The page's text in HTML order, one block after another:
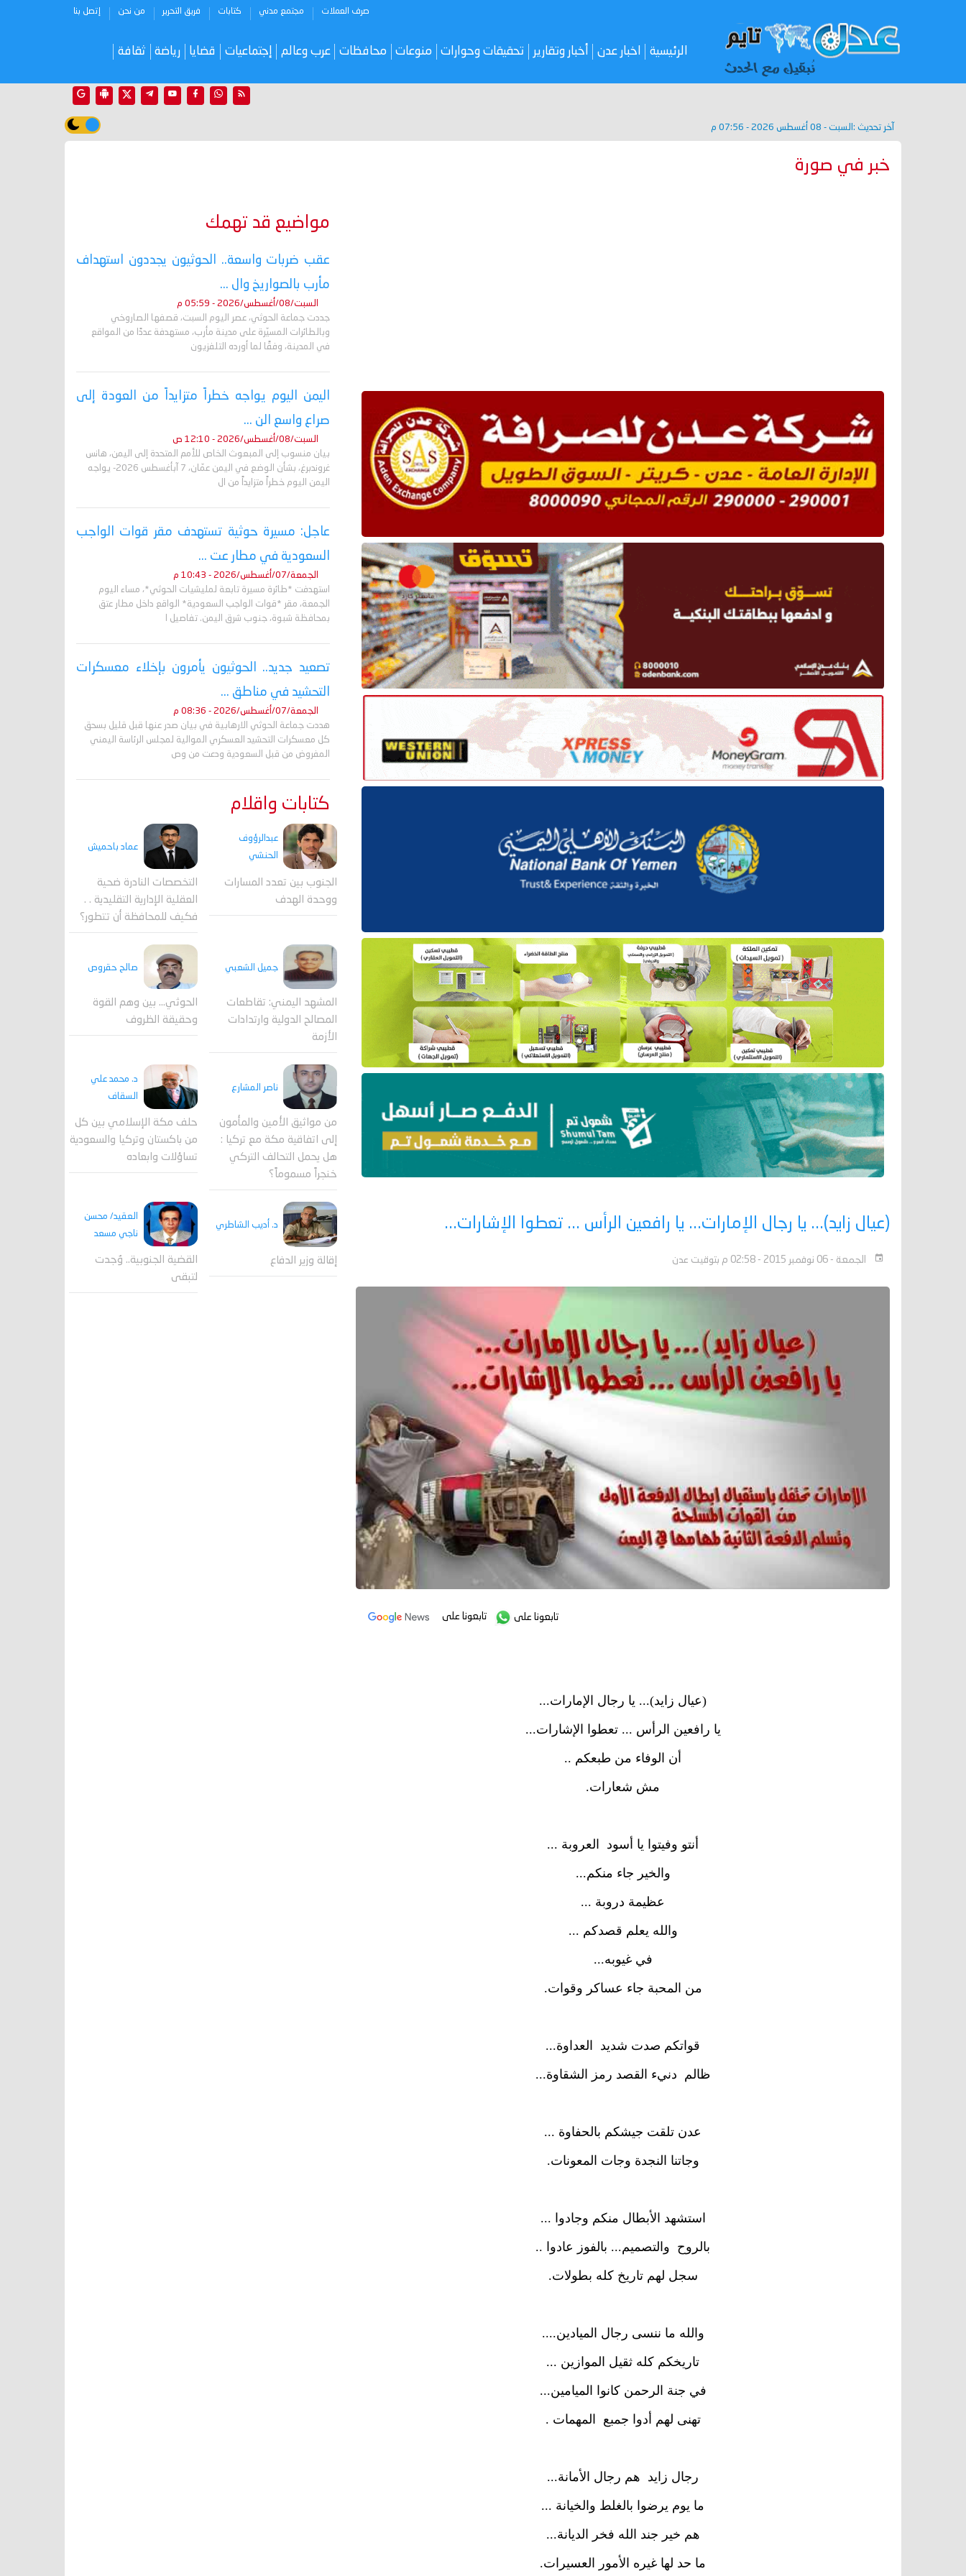
صرف العملات مجتمع مدني كتابات فريق التحرير من نحن إتصل بنا
الرئيسية اخبار عدن أخبار وتقارير تحقيقات وحوارات منوعات محافظات عرب وعالم إجتماعيات قضايا رياضة ثقافة
آخر تحديث : السبت - 08 أغسطس 2026 - 07:56 م
خبر في صورة
(عيال زايد)... يا رجال الإمارات... يا رافعين الرأس ... تعطوا الإشارات...
الجمعة - 06 نوفمبر 2015 - 02:58 م بتوقيت عدن
تابعونا على تابعونا على
(عيال زايد)... يا رجال الإمارات...
يا رافعين الرأس ... تعطوا الإشارات...
أن الوفاء من طبعكم ..
مش شعارات.
أنتو وفيتوا يا أسود العروبة ...
والخير جاء منكم...
عظيمة دروبة ...
والله يعلم قصدكم ...
في غيوبه...
من المحبة جاء عساكر وقوات.
قواتكم صدت شديد العداوة...
ظالم دنيء القصد رمز الشقاوة...
عدن تلقت جيشكم بالحفاوة ...
وجاتنا النجدة وجات المعونات.
استشهد الأبطال منكم وجادوا ...
بالروح والتصميم... بالفوز عادوا ..
سجل لهم تاريخ كله بطولات.
والله ما ننسى رجال الميادين....
تاريخكم كله ثقيل الموازين ...
في جنة الرحمن كانوا الميامين...
تهنى لهم أدوا جمبع المهمات .
رجال زايد هم رجال الأمانة...
ما يوم يرضوا بالغلط والخيانة ...
هم خير جند الله فخر الديانة...
ما حد لها غيره الأمور العسيرات.
مواضيع قد تهمك
عقب ضربات واسعة.. الحوثيون يجددون استهداف
مأرب بالصواريخ وال ...
السبت/08/أغسطس/2026 - 05:59 م
جددت جماعة الحوثي، عصر اليوم السبت، قصفها الصاروخي
وبالطائرات المسيّرة على مدينة مأرب، مستهدفة عددًا من المواقع
في المدينة، وفقًا لما أورده التلفزيون
اليمن اليوم يواجه خطراً متزايداً من العودة إلى
صراع واسع الن ...
السبت/08/أغسطس/2026 - 12:10 ص
بيان منسوب إلى المبعوث الخاص للأمم المتحدة إلى اليمن، هانس
غروندبرغ، بشأن الوضع في اليمن عمّان، 7 آبأغسطس 2026- يواجه
اليمن اليوم خطراً متزايداً من ال
عاجل: مسيرة حوثية تستهدف مقر قوات الواجب
السعودية في مطار عت ...
الجمعة/07/أغسطس/2026 - 10:43 م
استهدفت *طائرة مسيرة تابعة لمليشيات الحوثي*، مساء اليوم
الجمعة، مقر *قوات الواجب السعودية* الواقع داخل مطار عتق
بمحافظة شبوة، جنوب شرق اليمن. تفاصيل ا
تصعيد جديد.. الحوثيون يأمرون بإخلاء معسكرات
التحشيد في مناطق ...
الجمعة/07/أغسطس/2026 - 08:36 م
هددت جماعة الحوثي الارهابية في بيان صدر عنها قبل قليل بسحق
كل معسكرات التحشيد العسكري الموالية لمجلس الرئاسة اليمني
المفروض من قبل السعودية ودعت من وص
كتابات واقلام
عبدالرؤوف
الحنشي
الجنوب بين تعدد المسارات
ووحدة الهدف
عماد باحميش
التخصصات النادرة ضحية
العقلية الإدارية التقليدية . .
فكيف للمحافظة أن تتطور؟
جميل الشعبي
المشهد اليمني: تقاطعات
المصالح الدولية وارتدادات
الأزمة
صالح حقروص
الحوثي... بين وهم القوة
وحقيقة الظروف
ناصر المشارع
من مواثيق الأمين والمأمون
إلى اتفاقية مكة مع تركيا :
هل يحمل التحالف التركي
خنجراً مسموماً؟
د. محمد علي
السقاف
حلف مكة الإسلامي بين كل
من باكستان وتركيا والسعودية
تساؤلات وابعاده
د. أديب الشاطري
إقالة وزير الدفاع
العقيد/ محسن
ناجي مسعد
القضية الجنوبية.. وُجدت
لتبقى